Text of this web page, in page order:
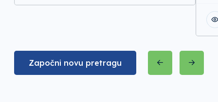
Započni novu pretragu